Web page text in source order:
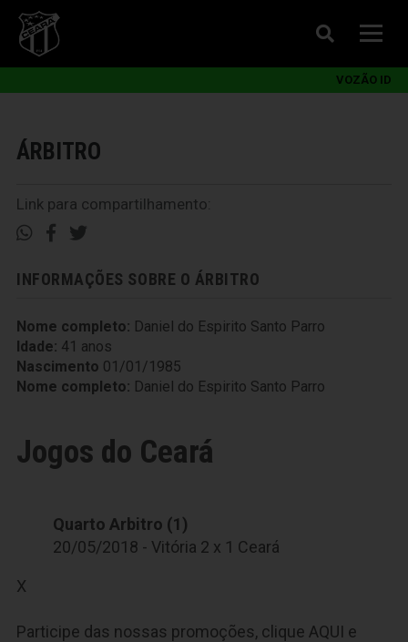
VOZÃO ID
ÁRBITRO
Link para compartilhamento:
INFORMAÇÕES SOBRE O ÁRBITRO
Nome completo: Daniel do Espirito Santo Parro
Idade: 41 anos
Nascimento 01/01/1985
Nome completo: Daniel do Espirito Santo Parro
Jogos do Ceará
Quarto Arbitro (1)
20/05/2018 - Vitória 2 x 1 Ceará
X
Participe das nossas promoções, clique AQUI e